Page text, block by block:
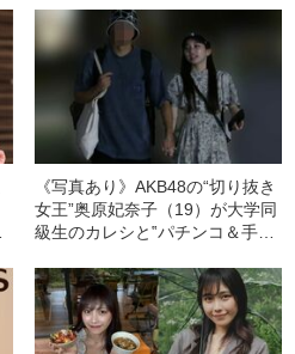
《写真あり》AKB48の“切り抜き
女王”奥原妃奈子（19）が大学同
級生のカレシと‟パチンコ＆手つ
た先は女子禁制の男子学生
寮…」